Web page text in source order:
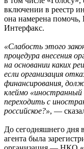
включении в реестр
она намерена
Интерфакс.
«Слабость этого
процедура внесения
на основании каких
если организация
финансирования,
клеймо
переходить с
российское?», —
До сегодняшнего дня
агента была